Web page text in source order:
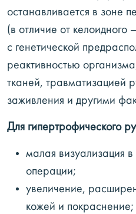
останавливается в зоне
(в отличие от
с генетической
реактивностью
тканей, травматизацией
заживления и другими
Для гипертрофического
малая визуализация
операции;
увеличение,
кожей и покраснение;